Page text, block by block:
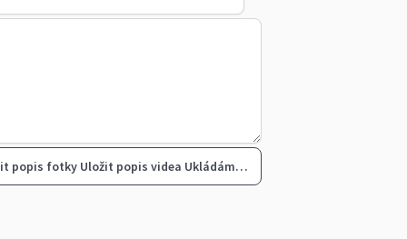
popis fotky Uložit popis videa Ukládám…